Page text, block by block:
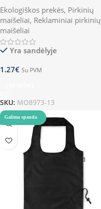
Ekologiškos prekės, Pirkinių
maišeliai, Reklaminiai pirkinių
maišeliai
Yra sandėlyje
1.27€ Su PVM
SKU: MO8973-13
Galima spauda